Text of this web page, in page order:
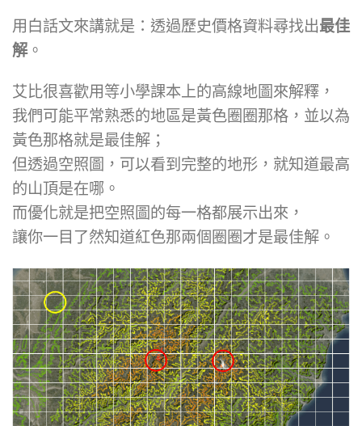
用白話文來講就是：透過歷史價格資料尋找出最佳
解。
艾比很喜歡用等小學課本上的高線地圖來解釋，
我們可能平常熟悉的地區是黃色圈圈那格，並以為
黃色那格就是最佳解；
但透過空照圖，可以看到完整的地形，就知道最高
的山頂是在哪。
而優化就是把空照圖的每一格都展示出來，
讓你一目了然知道紅色那兩個圈圈才是最佳解。